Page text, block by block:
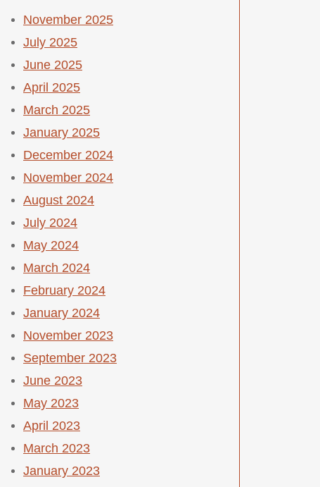
November 2025
July 2025
June 2025
April 2025
March 2025
January 2025
December 2024
November 2024
August 2024
July 2024
May 2024
March 2024
February 2024
January 2024
November 2023
September 2023
June 2023
May 2023
April 2023
March 2023
January 2023